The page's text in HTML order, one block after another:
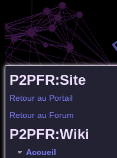
P2PFR:Site
Retour au Portail
Retour au Forum
P2PFR:Wiki
Accueil